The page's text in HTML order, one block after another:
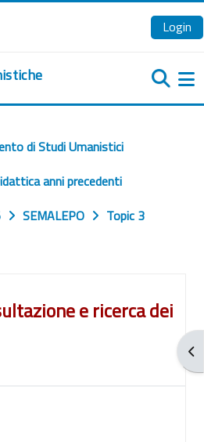
Login
di Studi Umanistici
anni precedenti
SEMALEPO Topic 3
e ricerca dei